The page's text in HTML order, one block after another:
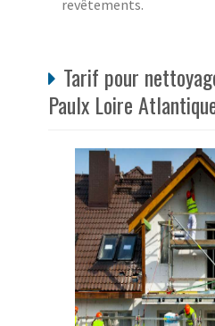
revêtements.
Tarif pour
Paulx Loire